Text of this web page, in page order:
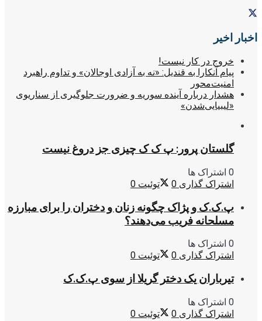
اخبار اخیر
خروج در کار نیست!
پیام آنکارا به قندیل: «نه به آزادی اوجالان» و تداوم راهبرد
امنیت‌محور
هشدار درباره آینده سوریه و ضرورت جلوگیری از سناریوی
«لیبیایی‌شدن»
گلستان پرور: پ ک ک چیزی جز دروغ نیست
0 اشتراک ها
اشتراک گذاری 0 توئیت 0
پ.ک.ک و پژاک چگونه زنان و دختران را برای مبارزه
مسلحانه فریب می‌دهند؟
0 اشتراک ها
اشتراک گذاری 0 توئیت 0
تیرباران یک دختر گریلا از سوی پ.ک.ک
0 اشتراک ها
اشتراک گذاری 0 توئیت 0